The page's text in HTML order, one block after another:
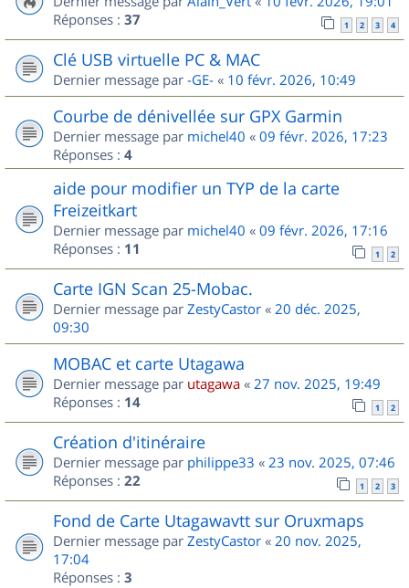
Réponses : 37 1 2 3 4
Clé USB virtuelle PC & MAC
Dernier message par -GE- « 10 févr. 2026, 10:49
Courbe de dénivellée sur GPX Garmin
Dernier message par michel40 « 09 févr. 2026, 17:23
Réponses : 4
aide pour modifier un TYP de la carte
Freizeitkart
Dernier message par michel40 « 09 févr. 2026, 17:16
Réponses : 11 1 2
Carte IGN Scan 25-Mobac.
Dernier message par ZestyCastor « 20 déc. 2025,
09:30
MOBAC et carte Utagawa
Dernier message par utagawa « 27 nov. 2025, 19:49
Réponses : 14 1 2
Création d'itinéraire
Dernier message par philippe33 « 23 nov. 2025, 07:46
Réponses : 22 1 2 3
Fond de Carte Utagawavtt sur Oruxmaps
Dernier message par ZestyCastor « 20 nov. 2025,
17:04
Réponses : 3